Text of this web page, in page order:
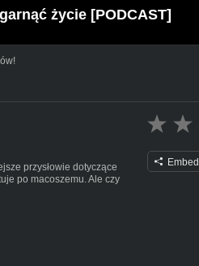
życie [PODCAST]
przysłowie dotyczące
po macoszemu. Ale czy
Embed